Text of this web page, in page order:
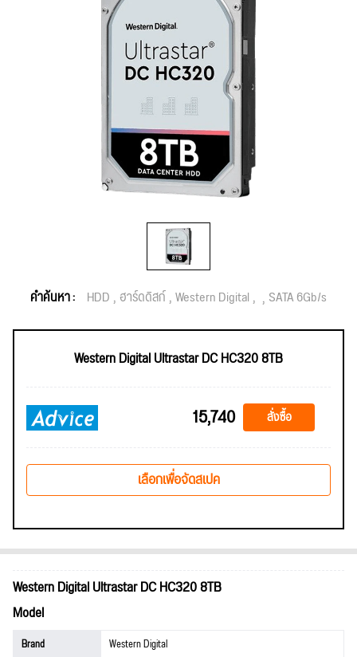
คำค้นหา : HDD ฮาร์ดดิสก์ Western Digital SATA 6Gb/s
Western Digital Ultrastar DC HC320 8TB
15,740 สั่งซื้อ
เลือกเพื่อจัดสเปค
Western Digital Ultrastar DC HC320 8TB
Model
Brand
Western Digital